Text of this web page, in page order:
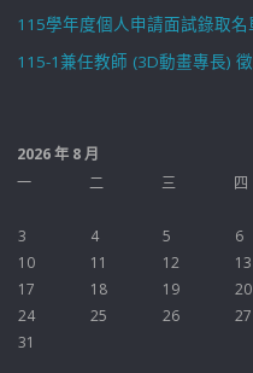
115學年度個人申請面試錄取
115-1兼任教師 (3D動畫專長)
2026 年 8 月
一
二 三 四
3
4 5 6
10
11 12 13
17
18 19 20
24
25 26 27
31